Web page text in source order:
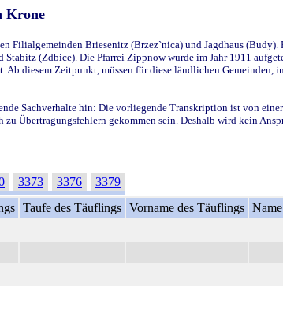
Krone
Briesenitz (Brzez`nica) und Jagdhaus
(Zdbice). Die Pfarrei Zippnow wurde im Jahr 1911
diesem Zeitpunkt, müssen für diese ländlichen Gemeinden,
Sachverhalte hin: Die vorliegende Transkription ist von
Übertragungsfehlern gekommen sein. Deshalb wird kein
3373 3376
3379
Taufe des Täuflings Vorname des Täuflings